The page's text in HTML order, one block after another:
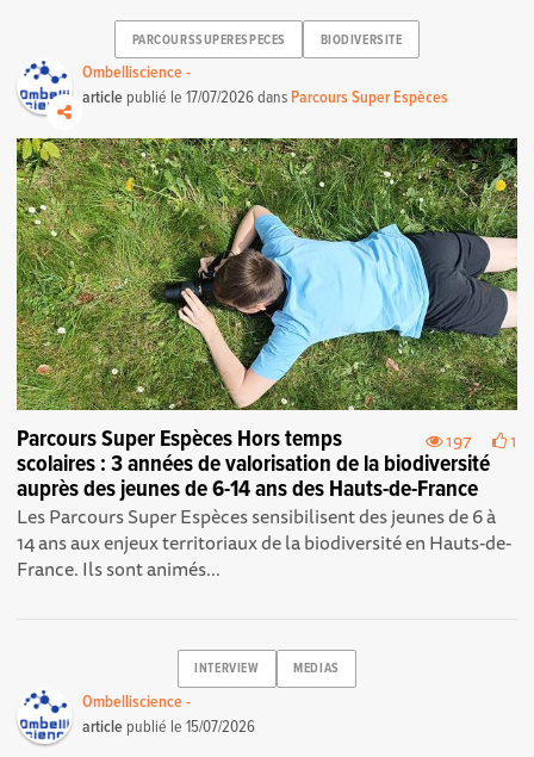
PARCOURSSUPERESPECES BIODIVERSITE
Ombelliscience -
article publié le17/07/2026dans Parcours Super Espèces
197 1
Parcours Super Espèces Hors temps
scolaires : 3 années de valorisation de la biodiversité
auprès des jeunes de 6-14 ans des Hauts-de-France
Les Parcours Super Espèces sensibilisent des jeunes de 6 à
14 ans aux enjeux territoriaux de la biodiversité en Hauts-de-
France. Ils sont animés...
INTERVIEW MEDIAS
Ombelliscience -
article publié le15/07/2026